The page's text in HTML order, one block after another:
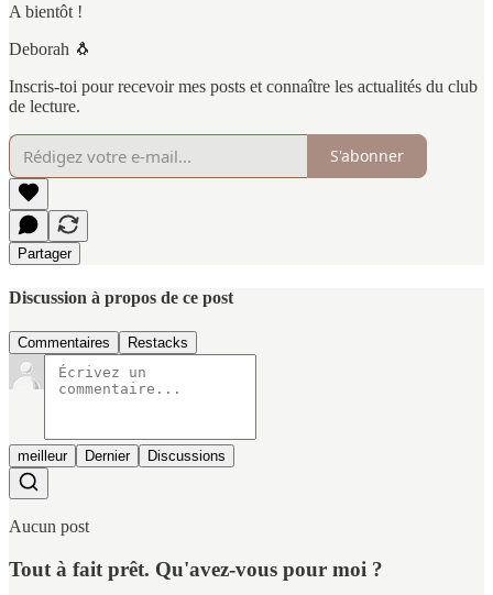
A bientôt !
Deborah 🐧
Inscris-toi pour recevoir mes posts et connaître les actualités du club
de lecture.
S'abonner
Partager
Discussion à propos de ce post
Commentaires Restacks
meilleur Dernier Discussions
Aucun post
Tout à fait prêt. Qu'avez-vous pour moi ?